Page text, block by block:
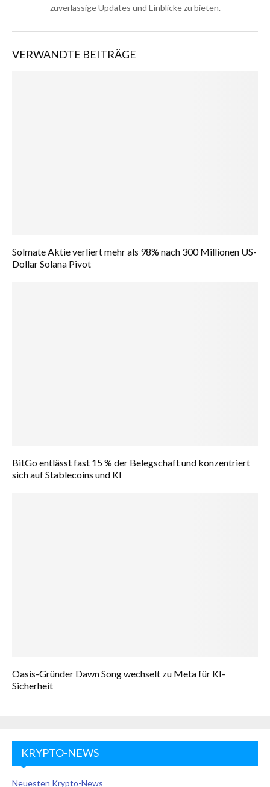
zuverlässige Updates und Einblicke zu bieten.
VERWANDTE BEITRÄGE
Solmate Aktie verliert mehr als 98% nach 300 Millionen US-
Dollar Solana Pivot
BitGo entlässt fast 15 % der Belegschaft und konzentriert
sich auf Stablecoins und KI
Oasis-Gründer Dawn Song wechselt zu Meta für KI-
Sicherheit
KRYPTO-NEWS
Neuesten Krypto-News